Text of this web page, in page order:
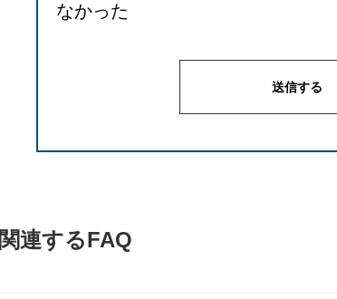
なかった
関連するFAQ